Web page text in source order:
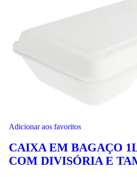
Adicionar aos favoritos
CAIXA EM BAGAÇO
COM DIVISÓRIA E